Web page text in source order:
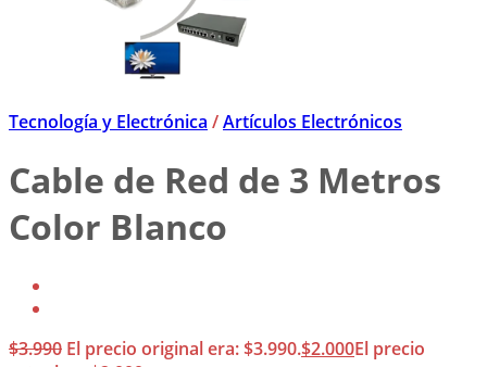
Tecnología y Electrónica /Artículos Electrónicos
Cable de Red de 3 Metros
Color Blanco
$3.990 El precio original era: $3.990.$2.000El precio